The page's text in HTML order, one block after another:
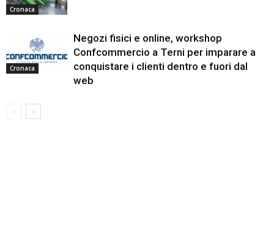
Cronaca
Cronaca
Negozi fisici e online, workshop
Confcommercio a Terni per imparare a
conquistare i clienti dentro e fuori dal
web